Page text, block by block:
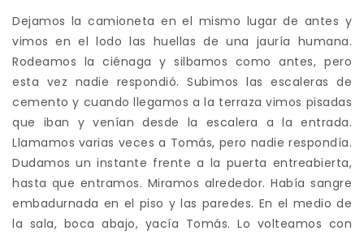
Dejamos la camioneta en el mismo lugar de antes y
vimos en el lodo las huellas de una jauría humana.
Rodeamos la ciénaga y silbamos como antes, pero
esta vez nadie respondió. Subimos las escaleras de
cemento y cuando llegamos a la terraza vimos pisadas
que iban y venían desde la escalera a la entrada.
Llamamos varias veces a Tomás, pero nadie respondía.
Dudamos un instante frente a la puerta entreabierta,
hasta que entramos. Miramos alrededor. Había sangre
embadurnada en el piso y las paredes. En el medio de
la sala, boca abajo, yacía Tomás. Lo volteamos con